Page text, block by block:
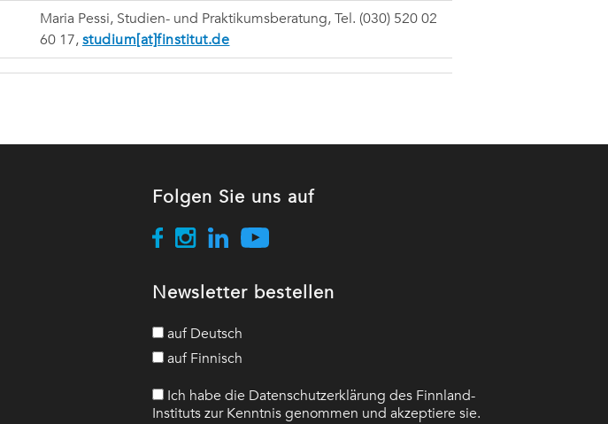
Maria Pessi, Studien- und Praktikumsberatung, Tel. (030) 520 02
60 17, studium[at]finstitut.de
Folgen Sie uns auf
Newsletter bestellen
auf Deutsch
auf Finnisch
Ich habe die Datenschutzerklärung des Finnland-
Instituts zur Kenntnis genommen und akzeptiere sie.